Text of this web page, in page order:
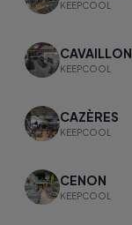
KEEPCOOL
CAVAILLON
KEEPCOOL
CAZÈRES
KEEPCOOL
CENON
KEEPCOOL